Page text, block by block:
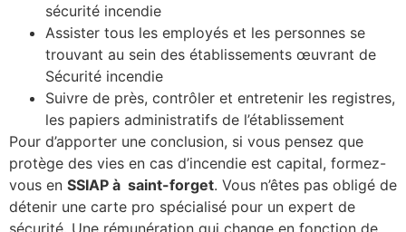
sécurité incendie
Assister tous les employés et les personnes se
trouvant au sein des établissements œuvrant de
Sécurité incendie
Suivre de près, contrôler et entretenir les registres,
les papiers administratifs de l’établissement
Pour d’apporter une conclusion, si vous pensez que
protège des vies en cas d’incendie est capital, formez-
vous en SSIAP à saint-forget. Vous n’êtes pas obligé de
détenir une carte pro spécialisé pour un expert de
sécurité. Une rémunération qui change en fonction de